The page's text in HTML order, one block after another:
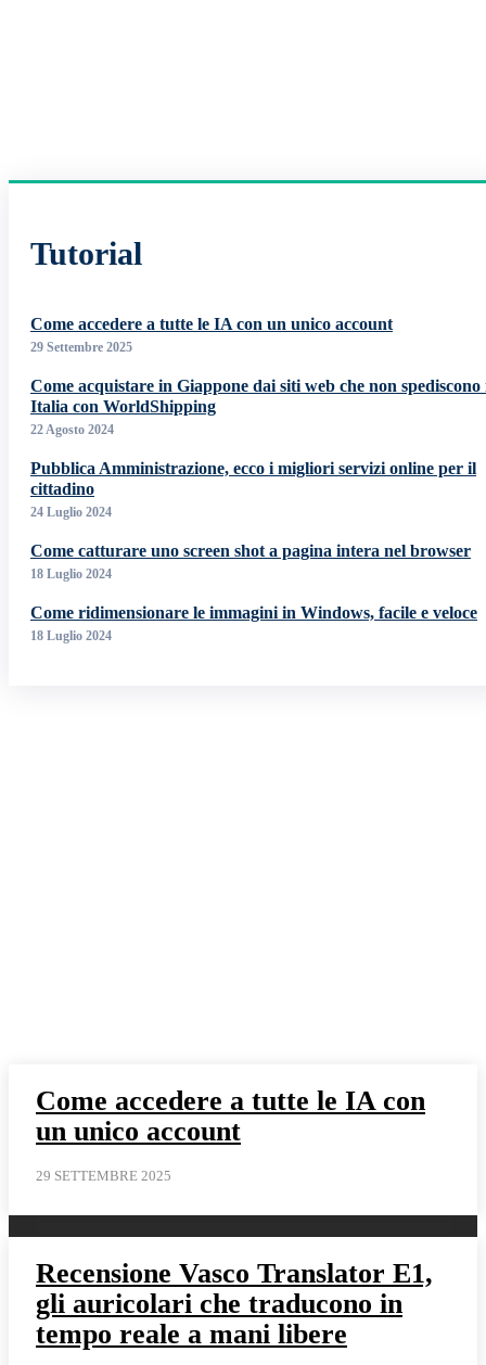
Tutorial
Come accedere a tutte le IA con un unico account
29 Settembre 2025
Come acquistare in Giappone dai siti web che non spediscono
Italia con WorldShipping
22 Agosto 2024
Pubblica Amministrazione, ecco i migliori servizi online per il
cittadino
24 Luglio 2024
Come catturare uno screen shot a pagina intera nel browser
18 Luglio 2024
Come ridimensionare le immagini in Windows, facile e veloce
18 Luglio 2024
Come accedere a tutte le IA con
un unico account
29 SETTEMBRE 2025
Recensione Vasco Translator E1,
gli auricolari che traducono in
tempo reale a mani libere